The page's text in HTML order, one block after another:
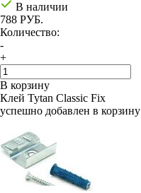
В наличии
788 РУБ.
Количество:
-
+
В корзину
Клей Tytan Classic Fix
успешно добавлен в корзину